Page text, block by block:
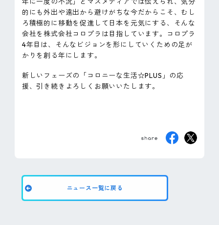
的にも外出や遠出から避けがちな今だからこそ、むし
ろ積極的に移動を促進して日本を元気にする、そんな
会社を株式会社コロプラは目指しています。コロプラ
4年目は、そんなビジョンを形にしていくための足が
かりを創る年にします。
新しいフェーズの「コロニーな生活☆PLUS」の応
援、引き続きよろしくお願いいたします。
ニュース一覧に戻る